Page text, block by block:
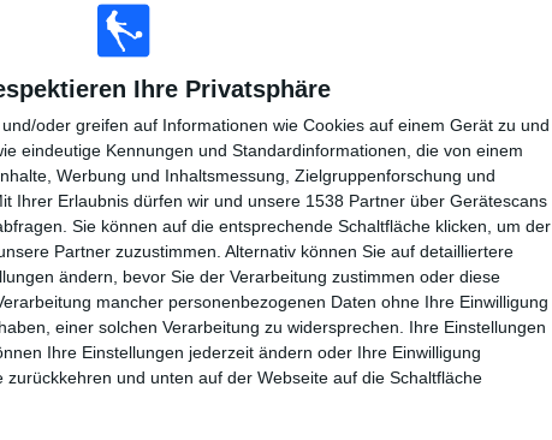
Ihre Privatsphäre
oder greifen auf Informationen wie Cookies auf einem Gerät zu und
eindeutige Kennungen und Standardinformationen, die von einem
Werbung und Inhaltsmessung, Zielgruppenforschung und
Ihrer Erlaubnis dürfen wir und unsere 1538 Partner über Gerätescans
Sie können auf die entsprechende Schaltfläche klicken, um der
Partner zuzustimmen. Alternativ können Sie auf detailliertere
ändern, bevor Sie der Verarbeitung zustimmen oder diese
mancher personenbezogenen Daten ohne Ihre Einwilligung
einer solchen Verarbeitung zu widersprechen. Ihre Einstellungen
Ihre Einstellungen jederzeit ändern oder Ihre Einwilligung
und unten auf der Webseite auf die Schaltfläche
GESAMT
38
GEGNER
MAXIMAL
7
VS Las Palmas
GESAMT
6
WETTBEWERBE
75 (72,82%)